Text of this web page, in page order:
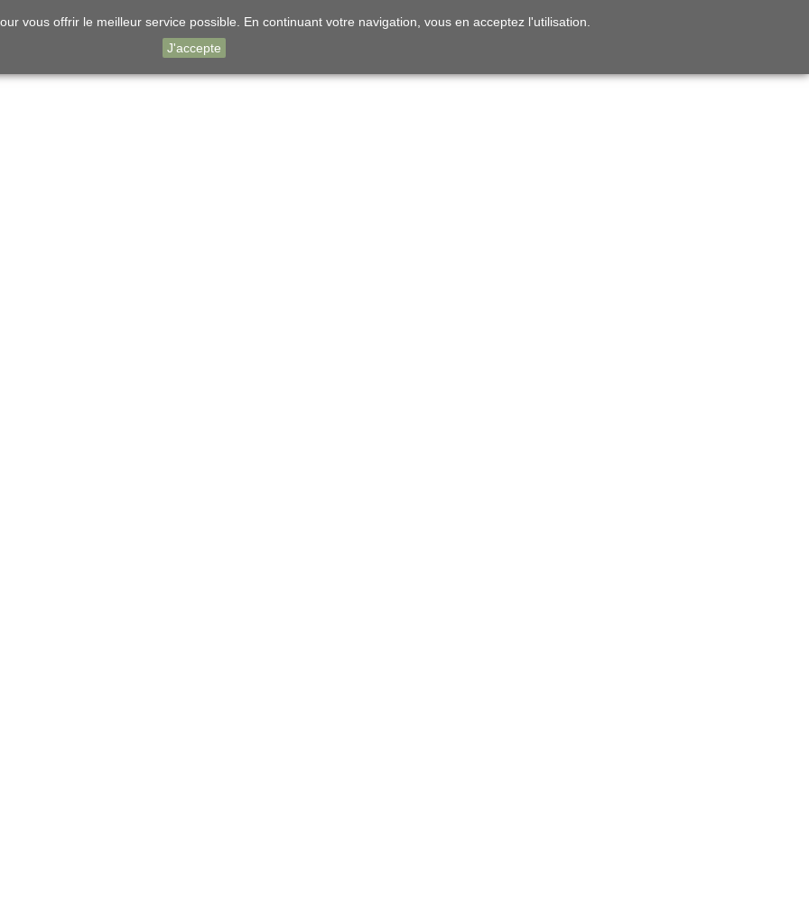
vous offrir le meilleur service possible. En continuant votre navigation, vous en acceptez l'utilisation.
J'accepte